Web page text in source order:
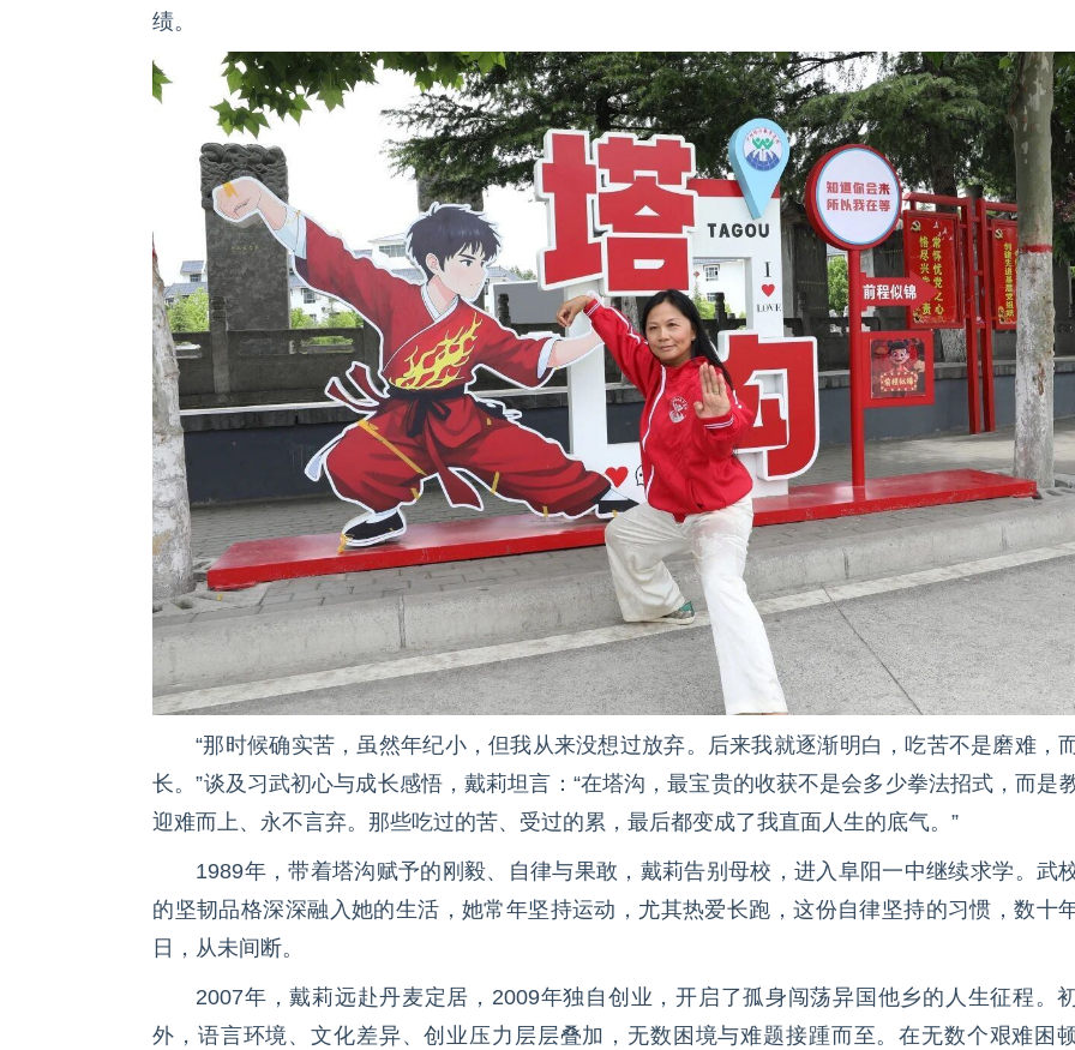
绩。
“那时候确实苦，虽然年纪小，但我从来没想过放弃。后来我就逐渐明白，吃苦不是磨难，
长。”谈及习武初心与成长感悟，戴莉坦言：“在塔沟，最宝贵的收获不是会多少拳法招式，而是
迎难而上、永不言弃。那些吃过的苦、受过的累，最后都变成了我直面人生的底气。”
1989年，带着塔沟赋予的刚毅、自律与果敢，戴莉告别母校，进入阜阳一中继续求学。武
的坚韧品格深深融入她的生活，她常年坚持运动，尤其热爱长跑，这份自律坚持的习惯，数十
日，从未间断。
2007年，戴莉远赴丹麦定居，2009年独自创业，开启了孤身闯荡异国他乡的人生征程。
外，语言环境、文化差异、创业压力层层叠加，无数困境与难题接踵而至。在无数个艰难困